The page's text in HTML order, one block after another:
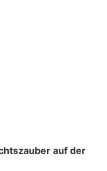
auf der